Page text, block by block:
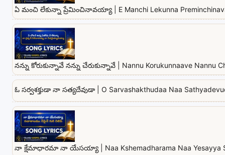
ఏ మంచి లేకున్నా ప్రేమించినావయ్యా | E Manchi Lekunna
నన్ను కోరుకున్నావే నన్ను చేరుకున్నావే | Nannu Korukunnaave Nannu
ఓ సర్వశక్తుడా నా సత్యదేవుడా | O Sarvashakthudaa Naa
నా క్షేమాధారమా నా యేసయ్యా | Naa Kshemadharama Naa Yesayya